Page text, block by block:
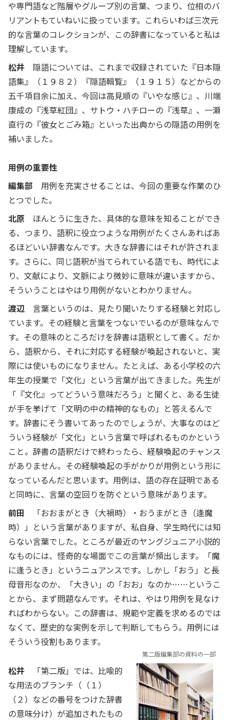
や専門語など階層やグループ別の言葉、つまり、位相のバ
リアントもていねいに扱っています。これらいわば三次元
的な言葉のコレクションが、この辞書になっていると私は
理解しています。
松井 隠語については、これまで収録されていた『日本隠
語集』（１９８２）『隠語輯覧』（１９１５）などからの
五千項目余に加え、今回は高見順の『いやな感じ』、川端
康成の『浅草紅団』、サトウ・ハチローの『浅草』、一瀬
直行の『彼女とごみ箱』といった出典からの隠語の用例を
補いました。
用例の重要性
編集部 用例を充実させることは、今回の重要な作業のひ
とつでした。
北原 ほんとうに生きた、具体的な意味を知ることができ
る、つまり、語釈に役立つような用例がたくさんあればあ
るほどいい辞書なんです。大きな辞書にはそれが許されま
す。さらに、同じ語釈が当てられている語でも、時代によ
り、文献により、文脈により微妙に意味が違いますから、
そういうことはやはり用例がないとわかりません。
渡辺 言葉というのは、見たり聞いたりする経験と対応し
ています。その経験と言葉をつないでいるのが意味なんで
す。その意味のところだけを辞書は語釈として書く。だか
ら、語釈から、それに対応する経験が喚起されないと、実
際には使いものになりません。たとえば、ある小学校の六
年生の授業で「文化」という言葉が出てきました。先生が
「『文化』ってどういう意味だろう」と聞くと、ある生徒
が手を挙げて「文明の中の精神的なもの」と答えるんで
す。辞書にそう書いてあったのでしょうが、大事なのはど
ういう経験が「文化」という言葉で呼ばれるものかという
こと。辞書の語釈だけで終わったら、経験喚起のチャンス
がありません。その経験喚起の手がかりが用例という形に
なっているんだと思います。用例は、語の存在証明である
と同時に、言葉の空回りを防ぐという意味があります。
前田 「おおまがとき（大禍時）・おうまがとき（逢魔
時）」という言葉がありますが、私自身、学生時代には知
らない言葉でした。ところが最近のヤングジュニア小説的
なものには、怪奇的な場面でこの言葉が頻出します。「魔
に逢うとき」というニュアンスです。しかし「おう」と長
母音形なのか、「大きい」の「おお」なのか……というこ
とから、まず問題なんです。それは、やはり用例を見なけ
ればわからない。この辞書は、規範や定義を求めるのでは
なくて、歴史的な実例を示して判断してもらう。用例には
そういう役割もあります。
第二版編集部の資料の一部
松井 「第二版」では、比喩的
な用法のブランチ（（１）
（２）などの番号をつけた辞書
の意味分け）が追加されたもの